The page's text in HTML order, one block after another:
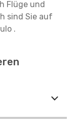
Flüge und
sind Sie auf
.